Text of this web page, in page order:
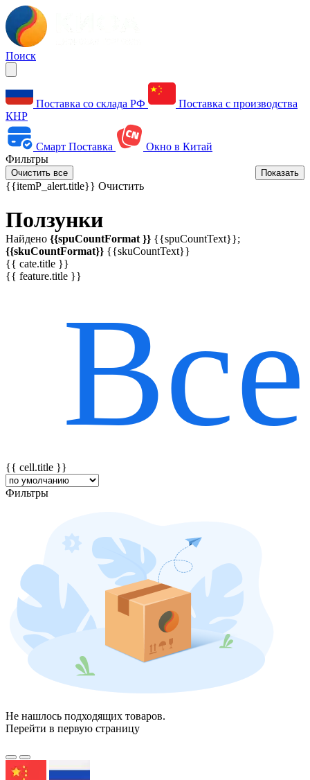
Поиск
Поставка со склада РФ
Поставка с производства
КНР
Смарт Поставка
Окно в Китай
Фильтры
Очистить все Показать
{{itemP_alert.title}} Очистить
Ползунки
Найдено {{spuCountFormat }} {{spuCountText}};
{{skuCountFormat}} {{skuCountText}}
{{ cate.title }}
{{ feature.title }}
{{ featureTitle }}
Все
{{ cell.title }}
Фильтры
Не нашлось подходящих товаров.
Перейти в первую страницу